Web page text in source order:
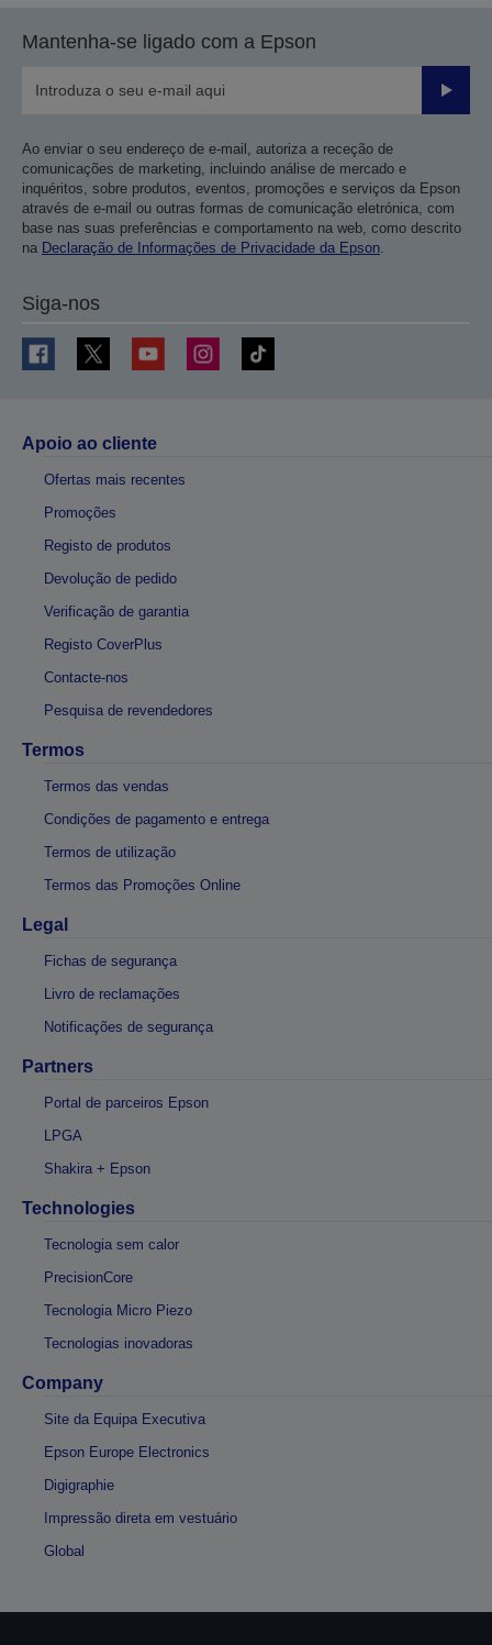
Mantenha-se ligado com a Epson
Enviar
Ao enviar o seu endereço de e-mail, autoriza a receção de
comunicações de marketing, incluindo análise de mercado e
inquéritos, sobre produtos, eventos, promoções e serviços da Epson
através de e-mail ou outras formas de comunicação eletrónica, com
base nas suas preferências e comportamento na web, como descrito
na Declaração de Informações de Privacidade da Epson.
Siga-nos
Apoio ao cliente
Ofertas mais recentes
Promoções
Registo de produtos
Devolução de pedido
Verificação de garantia
Registo CoverPlus
Contacte-nos
Pesquisa de revendedores
Termos
Termos das vendas
Condições de pagamento e entrega
Termos de utilização
Termos das Promoções Online
Legal
Fichas de segurança
Livro de reclamações
Notificações de segurança
Partners
Portal de parceiros Epson
LPGA
Shakira + Epson
Technologies
Tecnologia sem calor
PrecisionCore
Tecnologia Micro Piezo
Tecnologias inovadoras
Company
Site da Equipa Executiva
Epson Europe Electronics
Digigraphie
Impressão direta em vestuário
Global